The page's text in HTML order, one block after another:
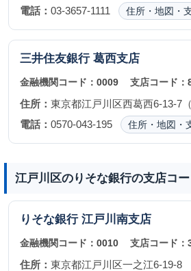
電話： 03-3657-1111 住所・地図・
三井住友銀行 葛西支店
金融機関コード： 0009 支店コード：
住所： 東京都江戸川区西葛西6-13-7
電話： 0570-043-195 住所・地図・
江戸川区のりそな銀行の支店コ
りそな銀行 江戸川南支店
金融機関コード： 0010 支店コード：
住所： 東京都江戸川区一之江6-19-8